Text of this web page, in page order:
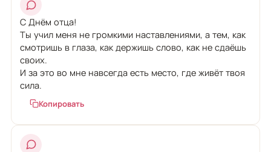
С Днём отца!
Ты учил меня не громкими наставлениями, а тем, как
смотришь в глаза, как держишь слово, как не сдаёшь
своих.
И за это во мне навсегда есть место, где живёт твоя
сила.
Копировать